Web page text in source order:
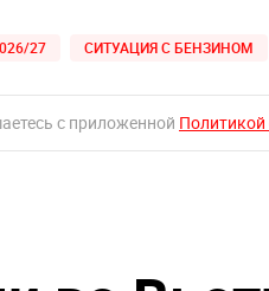
27 СИТУАЦИЯ С БЕНЗИНОМ
с приложенной